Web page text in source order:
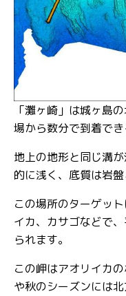
「灘ヶ崎」は城ヶ島
場から数分で到着でき
地上の地形と同じ溝
的に浅く、底質は岩盤
この場所のターゲッ
イカ、カサゴなどで
られます。
この岬はアオリイカ
や秋のシーズンには